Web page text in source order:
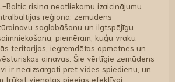
Baltic risina neatliekamu izaicinājumu
reģionā: zemūdens
saglabāšanu un ilgtspējīgu
piemēram, kuģu vraku
teritorijas, iegremdētas apmetnes un
ainavas. Šie vērtīgie zemūdens
ir neaizsargāti pret vides spiedienu, un
trūkst vienotas pieejas efektīvai